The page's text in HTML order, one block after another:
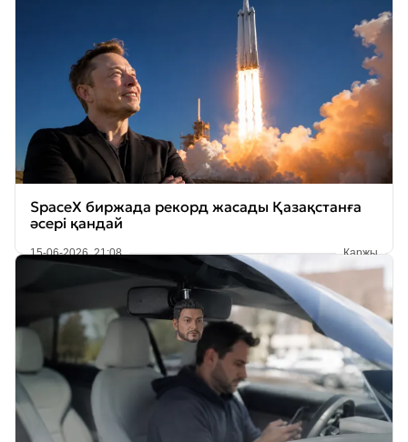
SpaceX биржада рекорд жасады Қазақстанға
әсері қандай
15-06-2026, 21:08 Қаржы